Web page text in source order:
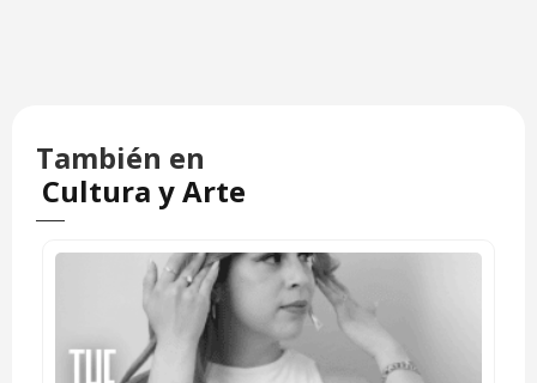
También en
Cultura y Arte